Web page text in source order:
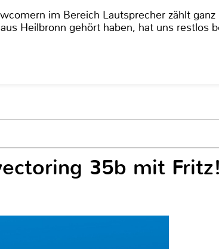
im Bereich Lautsprecher zählt ganz
Heilbronn gehört haben, hat uns restlos
35b mit